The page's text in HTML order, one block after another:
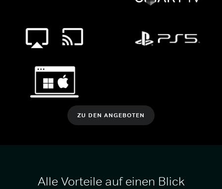
ZU DEN ANGEBOTEN
Alle Vorteile auf einen Blick